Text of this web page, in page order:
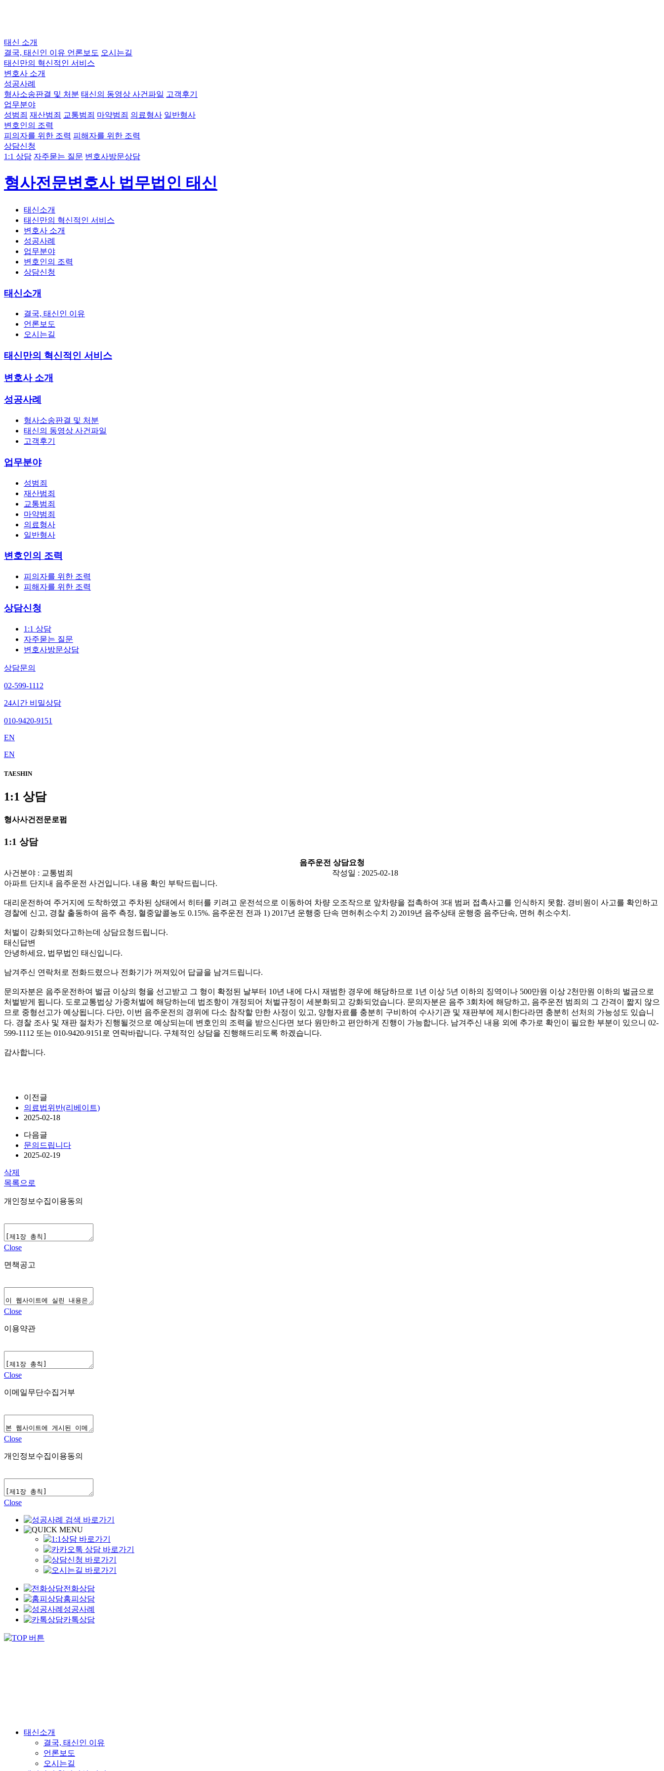
태신 소개
결국, 태신인 이유 언론보도 오시는길
태신만의 혁신적인 서비스
변호사 소개
성공사례
형사소송판결 및 처분 태신의 동영상 사건파일 고객후기
업무분야
성범죄 재산범죄 교통범죄 마약범죄 의료형사 일반형사
변호인의 조력
피의자를 위한 조력 피해자를 위한 조력
상담신청
1:1 상담 자주묻는 질문 변호사방문상담
형사전문변호사 법무법인 태신
태신소개
태신만의 혁신적인 서비스
변호사 소개
성공사례
업무분야
변호인의 조력
상담신청
태신소개
결국, 태신인 이유
언론보도
오시는길
태신만의 혁신적인 서비스
변호사 소개
성공사례
형사소송판결 및 처분
태신의 동영상 사건파일
고객후기
업무분야
성범죄
재산범죄
교통범죄
마약범죄
의료형사
일반형사
변호인의 조력
피의자를 위한 조력
피해자를 위한 조력
상담신청
1:1 상담
자주묻는 질문
변호사방문상담
상담문의
02-599-1112
24시간 비밀상담
010-9420-9151
EN
EN
TAESHIN
1:1 상담
형사사건전문로펌
1:1 상담
음주운전 상담요청
사건분야 : 교통범죄
작성일 : 2025-02-18
아파트 단지내 음주운전 사건입니다. 내용 확인 부탁드립니다.
대리운전하여 주거지에 도착하였고 주차된 상태에서 히터를 키려고 운전석으로 이동하여 차량 오조작으로 앞차량을 접촉하여 3대 범퍼 접촉사고를 인식하지 못함. 경비원이 사고를 확인하고
경찰에 신고, 경찰 출동하여 음주 측정, 혈중알콜농도 0.15%. 음주운전 전과 1) 2017년 운행중 단속 면허취소수치 2) 2019년 음주상태 운행중 음주단속, 면허 취소수치.
처벌이 강화되었다고하는데 상담요청드립니다.
태신답변
안녕하세요, 법무법인 태신입니다.
남겨주신 연락처로 전화드렸으나 전화기가 꺼져있어 답글을 남겨드립니다.
문의자분은 음주운전하여 벌금 이상의 형을 선고받고 그 형이 확정된 날부터 10년 내에 다시 재범한 경우에 해당하므로 1년 이상 5년 이하의 징역이나 500만원 이상 2천만원 이하의 벌금으로
처벌받게 됩니다. 도로교통법상 가중처벌에 해당하는데 법조항이 개정되어 처벌규정이 세분화되고 강화되었습니다. 문의자분은 음주 3회차에 해당하고, 음주운전 범죄의 그 간격이 짧지 않으
므로 중형선고가 예상됩니다. 다만, 이번 음주운전의 경위에 다소 참작할 만한 사정이 있고, 양형자료를 충분히 구비하여 수사기관 및 재판부에 제시한다라면 충분히 선처의 가능성도 있습니
다. 경찰 조사 및 재판 절차가 진행될것으로 예상되는데 변호인의 조력을 받으신다면 보다 원만하고 편안하게 진행이 가능합니다. 남겨주신 내용 외에 추가로 확인이 필요한 부분이 있으니 02-
599-1112 또는 010-9420-9151로 연락바랍니다. 구체적인 상담을 진행해드리도록 하겠습니다.
감사합니다.
이전글
의료법위반(리베이트)
2025-02-18
다음글
문의드립니다
2025-02-19
삭제
목록으로
개인정보수집이용동의
Close
면책공고
Close
이용약관
Close
이메일무단수집거부
Close
개인정보수집이용동의
Close
전화상담
홈피상담
성공사례
카톡상담
태신소개
결국, 태신인 이유
언론보도
오시는길